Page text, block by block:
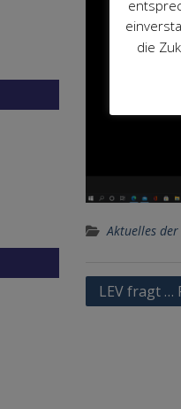
Aktuelles der
LEV fragt …
die